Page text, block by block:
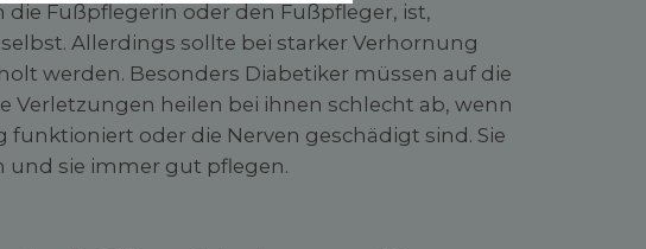
die Fußpflegerin oder den Fußpfleger, ist,
Allerdings sollte bei starker Verhornung
werden. Besonders Diabetiker müssen auf die
Verletzungen heilen bei ihnen schlecht ab, wenn
oder die Nerven geschädigt sind. Sie
und sie immer gut pflegen.